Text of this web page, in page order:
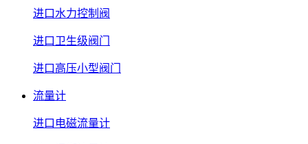
进口水力控制阀
进口卫生级阀门
进口高压小型阀门
流量计
进口电磁流量计